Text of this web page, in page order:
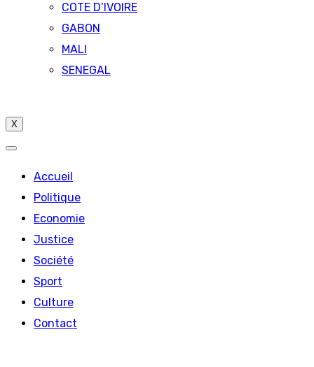
COTE D’IVOIRE
GABON
MALI
SENEGAL
X
Accueil
Politique
Economie
Justice
Société
Sport
Culture
Contact